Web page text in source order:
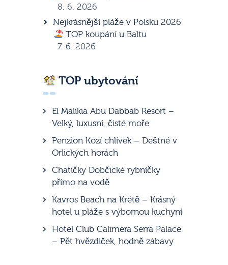
8. 6. 2026
Nejkrásnější pláže v Polsku 2026
TOP koupání u Baltu
7. 6. 2026
TOP ubytování
El Malikia Abu Dabbab Resort –
Velký, luxusní, čisté moře
Penzion Kozí chlívek – Deštné v
Orlických horách
Chatičky Dobčické rybníčky
přímo na vodě
Kavros Beach na Krétě – Krásný
hotel u pláže s výbornou kuchyní
Hotel Club Calimera Serra Palace
– Pět hvězdiček, hodně zábavy